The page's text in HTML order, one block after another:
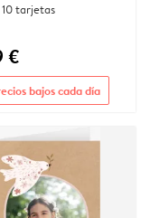
tarjetas
€
bajos cada día